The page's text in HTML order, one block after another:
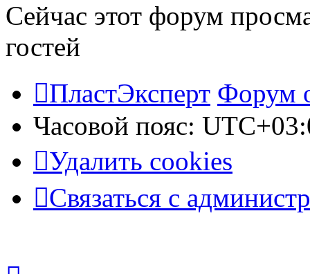
Сейчас этот форум
гостей
ПластЭксперт Форум
Часовой пояс:
Удалить cookies
Связаться с